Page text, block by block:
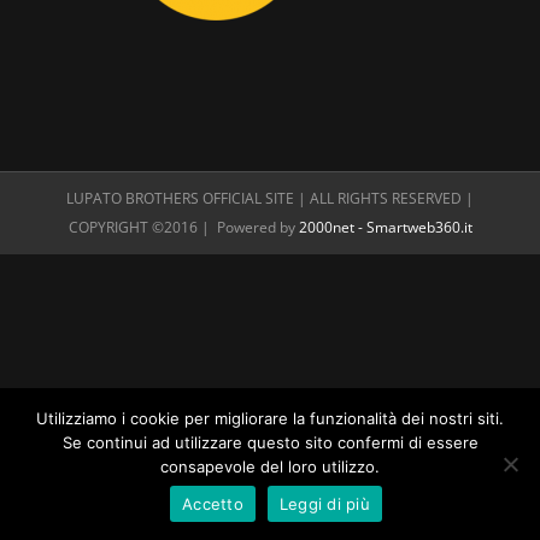
LUPATO BROTHERS OFFICIAL SITE | ALL RIGHTS RESERVED |
COPYRIGHT ©2016 | Powered by2000net - Smartweb360.it
Utilizziamo i cookie per migliorare la funzionalità dei nostri siti.
Se continui ad utilizzare questo sito confermi di essere
consapevole del loro utilizzo.
Accetto
Leggi di più